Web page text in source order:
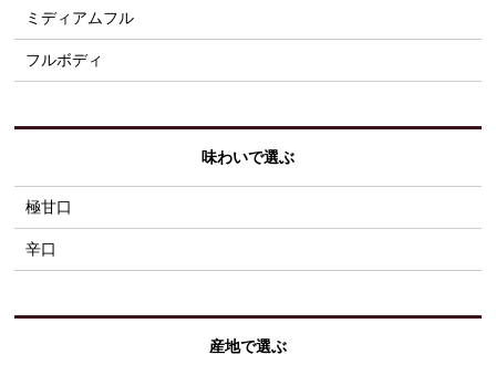
ミディアムフル
フルボディ
味わいで選ぶ
極甘口
辛口
産地で選ぶ